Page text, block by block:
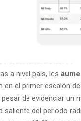
a nivel país, los
en el primer escalón
de evidenciar un
del periodo